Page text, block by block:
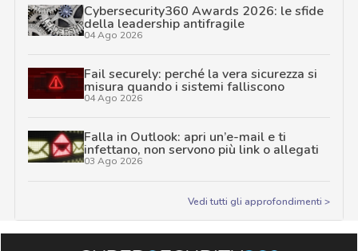
Cybersecurity360 Awards 2026: le sfide
della leadership antifragile
04 Ago 2026
Fail securely: perché la vera sicurezza si
misura quando i sistemi falliscono
04 Ago 2026
Falla in Outlook: apri un’e-mail e ti
infettano, non servono più link o allegati
03 Ago 2026
Vedi tutti gli approfondimenti >